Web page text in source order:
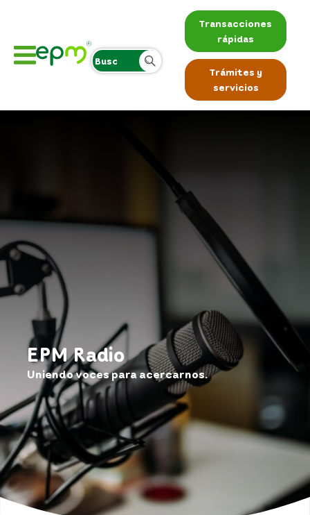
Transacciones
rápidas
Trámites y
servicios
EPM Radio
Uniendo voces para acercarnos.